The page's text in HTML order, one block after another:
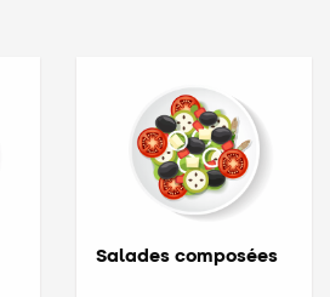
Salades composées